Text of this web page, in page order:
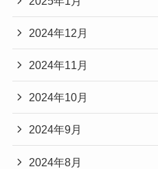
2024年12月
2024年11月
2024年10月
2024年9月
2024年8月